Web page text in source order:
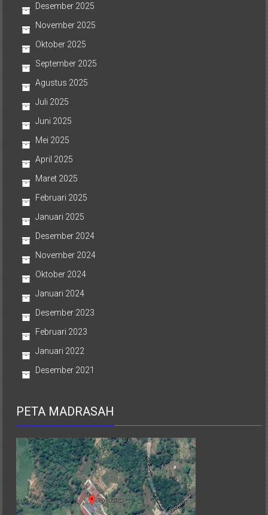
Desember 2025
November 2025
Oktober 2025
September 2025
Agustus 2025
Juli 2025
Juni 2025
Mei 2025
April 2025
Maret 2025
Februari 2025
Januari 2025
Desember 2024
November 2024
Oktober 2024
Januari 2024
Desember 2023
Februari 2023
Januari 2022
Desember 2021
PETA MADRASAH